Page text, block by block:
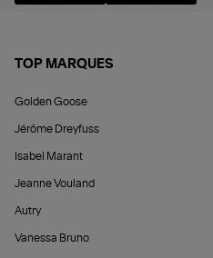
TOP MARQUES
Golden Goose
Jérôme Dreyfuss
Isabel Marant
Jeanne Vouland
Autry
Vanessa Bruno